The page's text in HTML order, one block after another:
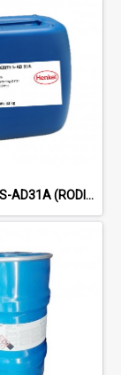
BONDERITE S-AD31A (RODINE 31 A) ACID INHIBITOR